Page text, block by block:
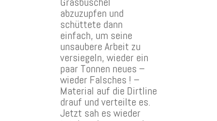
abzuzupfen und
schüttete dann
einfach, um seine
unsaubere Arbeit zu
versiegeln, wieder ein
paar Tonnen neues –
wieder Falsches ! –
Material auf die Dirtline
drauf und verteilte es.
Jetzt sah es wieder